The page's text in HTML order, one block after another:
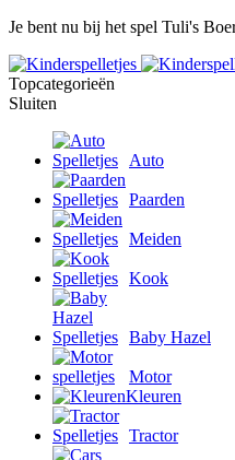
Je bent nu bij het spel Tuli's
Topcategorieën
Sluiten
Auto
Paarden
Meiden
Kook
Baby Hazel
Motor
Kleuren
Tractor